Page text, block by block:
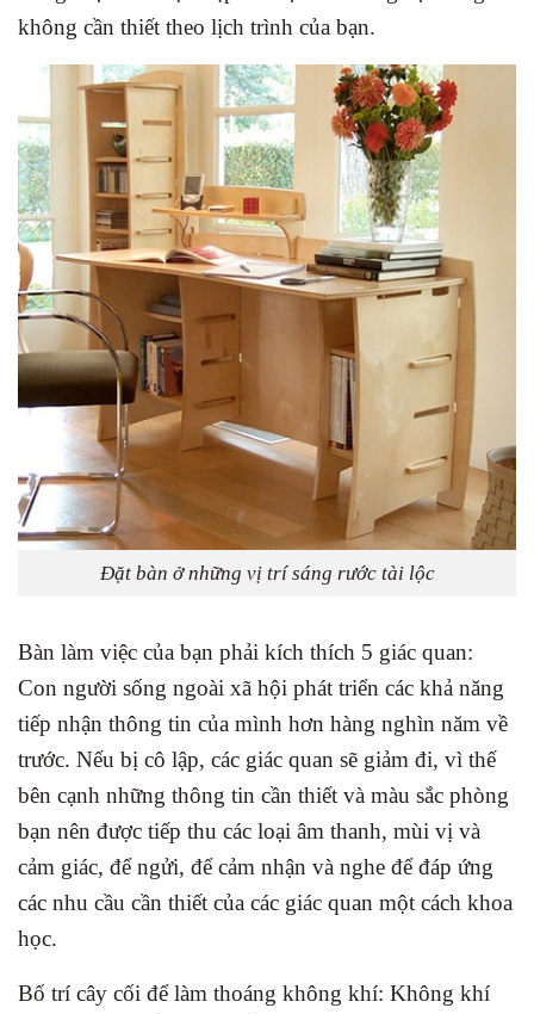
không cần thiết theo lịch trình của bạn.
Đặt bàn ở những vị trí sáng rước tài lộc
Bàn làm việc của bạn phải kích thích 5 giác quan:
Con người sống ngoài xã hội phát triển các khả năng
tiếp nhận thông tin của mình hơn hàng nghìn năm về
trước. Nếu bị cô lập, các giác quan sẽ giảm đi, vì thế
bên cạnh những thông tin cần thiết và màu sắc phòng
bạn nên được tiếp thu các loại âm thanh, mùi vị và
cảm giác, để ngửi, để cảm nhận và nghe để đáp ứng
các nhu cầu cần thiết của các giác quan một cách khoa
học.
Bố trí cây cối để làm thoáng không khí: Không khí